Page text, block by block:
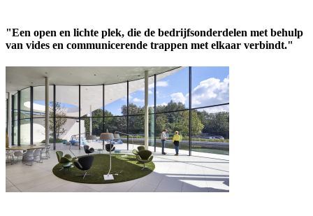
"Een open en lichte plek, die de bedrijfsonderdelen met behulp
van vides en communicerende trappen met elkaar verbindt."